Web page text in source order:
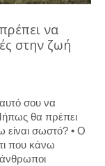
να
στην ζωή
σου να
θα πρέπει
είναι σωστό? • Ο
που κάνω